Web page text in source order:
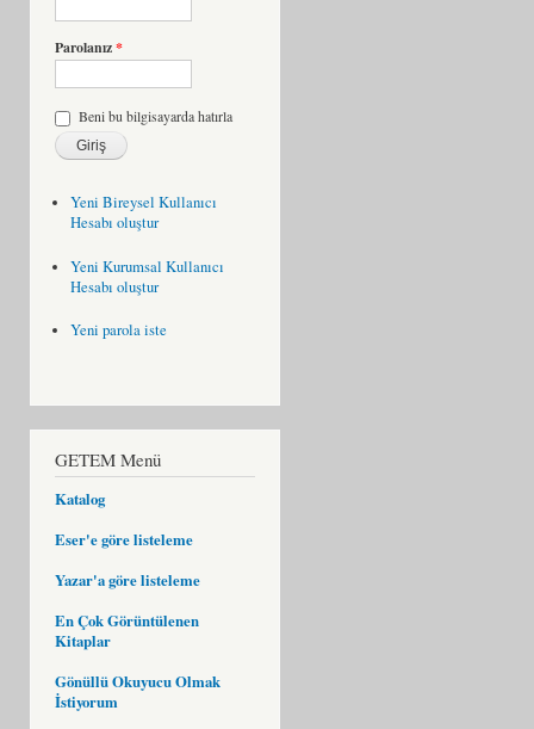
Parolanız*
Beni bu bilgisayarda hatırla
Yeni Bireysel Kullanıcı
Hesabı oluştur
Yeni Kurumsal Kullanıcı
Hesabı oluştur
Yeni parola iste
GETEM Menü
Katalog
Eser'e göre listeleme
Yazar'a göre listeleme
En Çok Görüntülenen
Kitaplar
Gönüllü Okuyucu Olmak
İstiyorum